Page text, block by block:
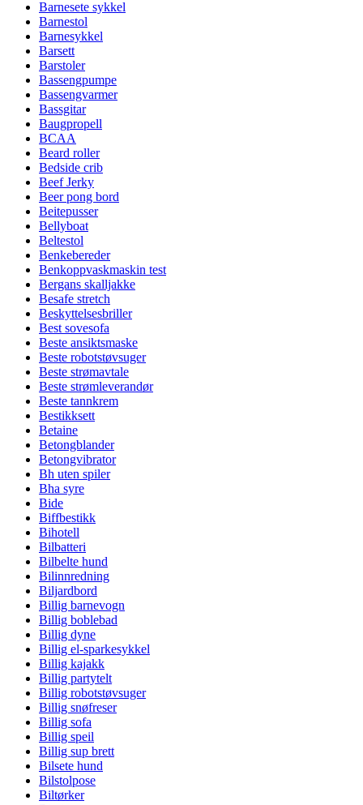
Barnesete sykkel
Barnestol
Barnesykkel
Barsett
Barstoler
Bassengpumpe
Bassengvarmer
Bassgitar
Baugpropell
BCAA
Beard roller
Bedside crib
Beef Jerky
Beer pong bord
Beitepusser
Bellyboat
Beltestol
Benkebereder
Benkoppvaskmaskin test
Bergans skalljakke
Besafe stretch
Beskyttelsesbriller
Best sovesofa
Beste ansiktsmaske
Beste robotstøvsuger
Beste strømavtale
Beste strømleverandør
Beste tannkrem
Bestikksett
Betaine
Betongblander
Betongvibrator
Bh uten spiler
Bha syre
Bide
Biffbestikk
Bihotell
Bilbatteri
Bilbelte hund
Bilinnredning
Biljardbord
Billig barnevogn
Billig boblebad
Billig dyne
Billig el-sparkesykkel
Billig kajakk
Billig partytelt
Billig robotstøvsuger
Billig snøfreser
Billig sofa
Billig speil
Billig sup brett
Bilsete hund
Bilstolpose
Biltørker